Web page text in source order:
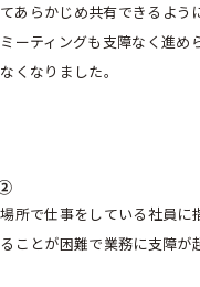
あらかじめ共有できるよう
ーティングも支障なく進め
くなりました。
所で仕事をしている社員に
ことが困難で業務に支障が